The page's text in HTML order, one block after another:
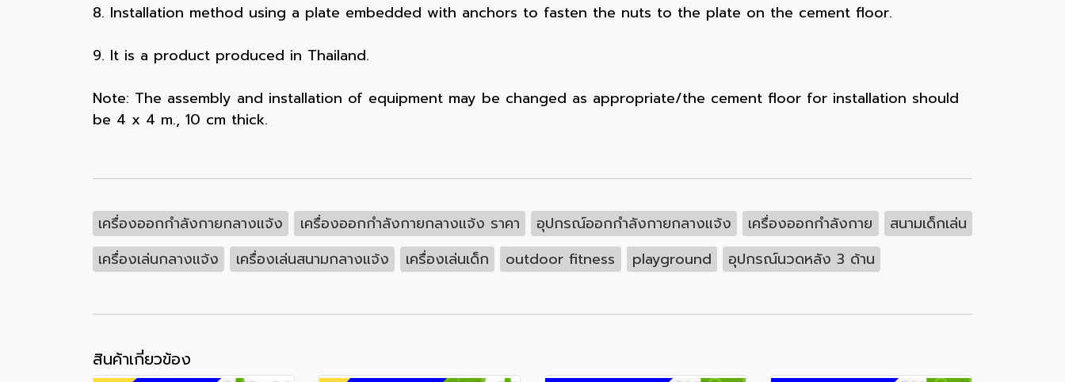
8. Installation method using a plate embedded with anchors to fasten the nuts to the plate on the cement floor.
9. It is a product produced in Thailand.
️Note: The assembly and installation of equipment may be changed as appropriate/the cement floor for installation should
be 4 x 4 m., 10 cm thick.
เครื่องออกกำลังกายกลางแจ้ง เครื่องออกกำลังกายกลางแจ้ง ราคา อุปกรณ์ออกกำลังกายกลางแจ้ง เครื่องออกกำลังกาย
สนามเด็กเล่น
เครื่องเล่นกลางแจ้ง
เครื่องเล่นสนามกลางแจ้ง เครื่องเล่นเด็ก outdoor fitness playground อุปกรณ์นวดหลัง 3 ด้าน
สินค้าเกี่ยวข้อง